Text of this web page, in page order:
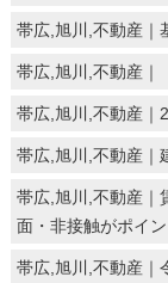
帯広,旭川,不動産
帯広,旭川,不動産｜
帯広,旭川,不動産｜
帯広,旭川,不動産｜
帯広,旭川,不動産
面・非接触がポイン
帯広,旭川,不動産｜